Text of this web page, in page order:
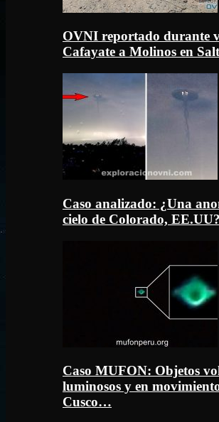
OVNI reportado durante
Cafayate a Molinos en
Caso analizado: ¿Una
cielo de Colorado, EE.UU?
Caso MUFON: Objetos
luminosos y en
Cusco…